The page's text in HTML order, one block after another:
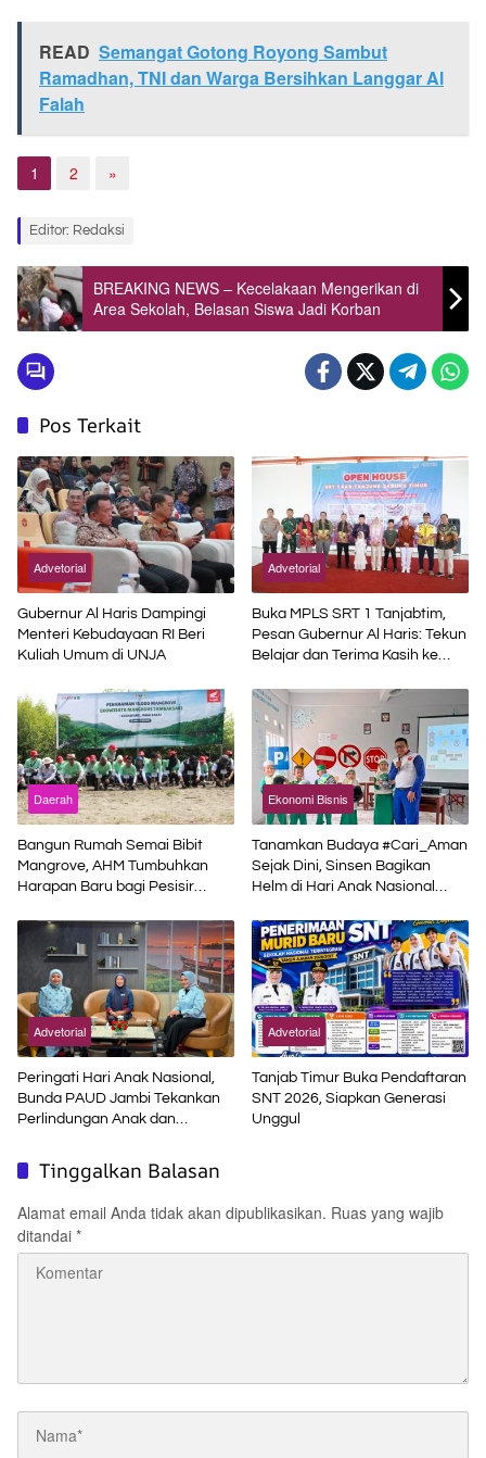
READ Semangat Gotong Royong Sambut
Ramadhan, TNI dan Warga Bersihkan Langgar Al
Falah
1 2 »
Editor: Redaksi
BREAKING NEWS – Kecelakaan Mengerikan di
Area Sekolah, Belasan Siswa Jadi Korban
Pos Terkait
Advetorial
Gubernur Al Haris Dampingi
Menteri Kebudayaan RI Beri
Kuliah Umum di UNJA
Advetorial
Buka MPLS SRT 1 Tanjabtim,
Pesan Gubernur Al Haris: Tekun
Belajar dan Terima Kasih ke
Daerah
Bangun Rumah Semai Bibit
Mangrove, AHM Tumbuhkan
Harapan Baru bagi Pesisir
Ekonomi Bisnis
Tanamkan Budaya #Cari_Aman
Sejak Dini, Sinsen Bagikan
Helm di Hari Anak Nasional
Advetorial
Peringati Hari Anak Nasional,
Bunda PAUD Jambi Tekankan
Perlindungan Anak dan
Advetorial
Tanjab Timur Buka Pendaftaran
SNT 2026, Siapkan Generasi
Unggul
Tinggalkan Balasan
Alamat email Anda tidak akan dipublikasikan. Ruas yang wajib
ditandai *